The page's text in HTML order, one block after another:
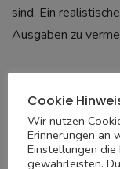
sind. Ein
Ausgaben zu
Kosten?
Die
Cookie
Wir nutzen
Erinnerungen an
Einstellungen
gewährleisten.